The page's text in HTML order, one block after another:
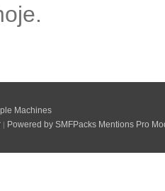
Machines
| Powered by SMFPacks Mentions Pro